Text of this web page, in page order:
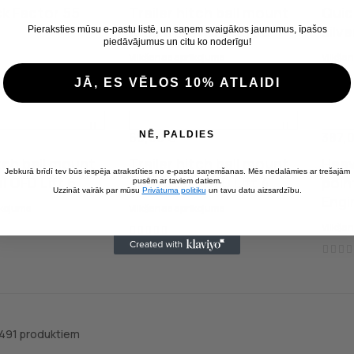
Factor 55
drop steel OFD Lift 8"
ball mount
Lift 6"
Cena
69,00 €
Trailer hitch ball mount
drop steel OFD Lift 4"
produktiem
Pieraksties mūsu e-pastu listē, un saņem svaigākos jaunumus, īpašos
piedāvājumus un citu ko noderīgu!
JĀ, ES VĒLOS 10% ATLAIDI
NĒ, PALDIES
Jebkurā brīdī tev būs iespēja atrakstīties no e-pastu saņemšanas. Mēs nedalāmies ar trešajām
pusēm ar taviem datiem.
Uzzināt vairāk par mūsu Privātuma politiku un tavu datu aizsardzību.